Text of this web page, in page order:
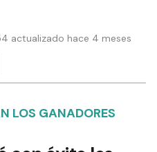
actualizado hace 4 meses
LOS GANADORES